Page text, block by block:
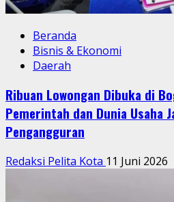
Beranda
Bisnis & Ekonomi
Daerah
Ribuan Lowongan Dibuka di
Pemerintah dan Dunia Usaha
Pengangguran
Redaksi Pelita Kota 11 Juni 2026